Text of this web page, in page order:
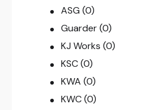
ASG (0)
Guarder (0)
KJ Works (0)
KSC (0)
KWA (0)
KWC (0)